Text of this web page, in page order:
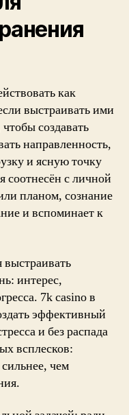
как
выстраивать ими
создавать
направленность,
и ясную точку
с личной
планом, сознание
и вспоминает к
интерес,
7k casino в
эффективный
и без распада
всплесков:
чем